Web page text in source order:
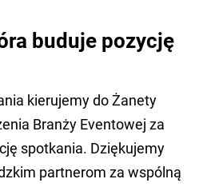
buduje pozycję
kierujemy do Żanety
Branży Eventowej za
spotkania. Dziękujemy
partnerom za wspólną